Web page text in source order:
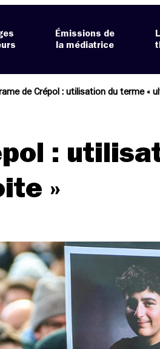
Émissions de
la médiatrice
de Crépol : utilisation du terme «
:
»